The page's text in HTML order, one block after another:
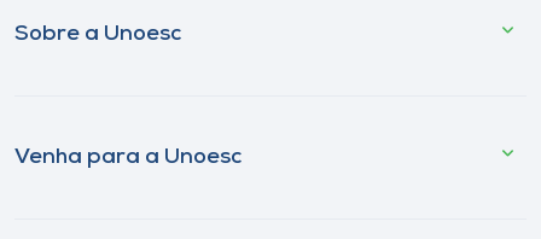
Sobre a Unoesc
Venha para a Unoesc